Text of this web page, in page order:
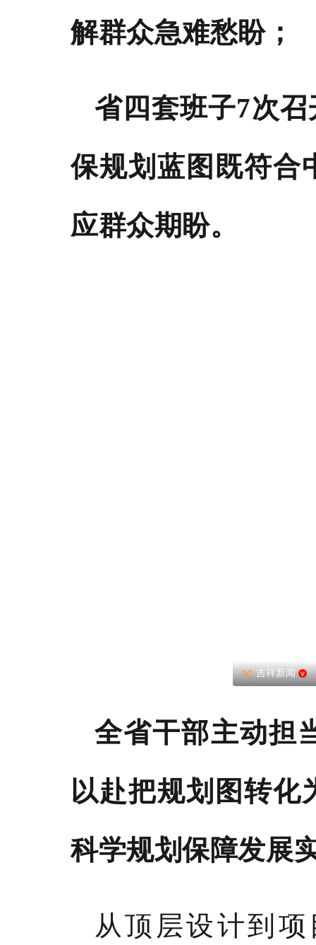
解群众急难愁盼；
省四套班子7次
保规划蓝图既符合
应群众期盼。
吉祥新闻
全省干部主动担
以赴把规划图转化
科学规划保障发展
从顶层设计到